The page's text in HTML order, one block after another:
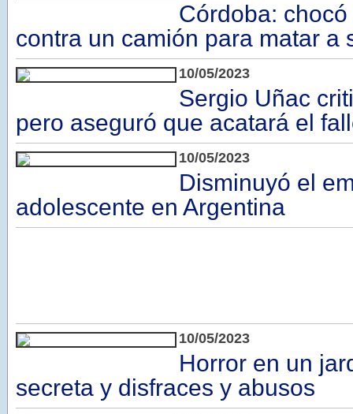
Córdoba:
contra un camión para matar a
10/05/2023
Sergio Uñac
pero aseguró que acatará el
10/05/2023
Disminuyó el
adolescente en Argentina
10/05/2023
Horror en un
secreta y disfraces y abusos